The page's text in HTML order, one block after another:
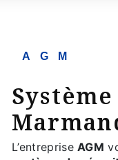
AGM
système de sécurité à
L’entrepriseAGM